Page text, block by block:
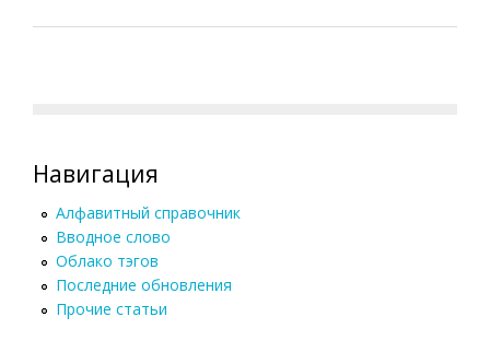
Навигация
Алфавитный справочник
Вводное слово
Облако тэгов
Последние обновления
Прочие статьи